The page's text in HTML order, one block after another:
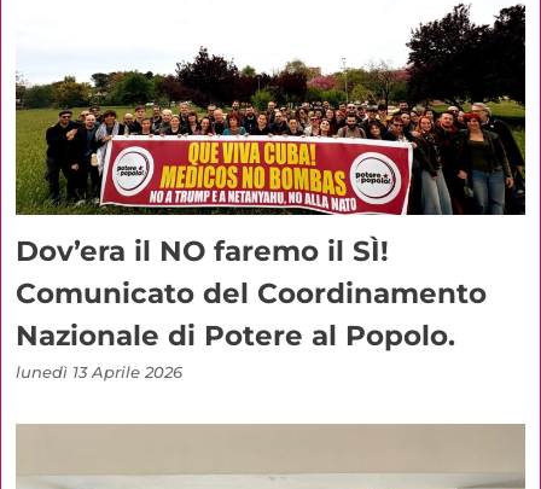
Dov’era il NO faremo il SÌ!
Comunicato del Coordinamento
Nazionale di Potere al Popolo.
lunedì 13 Aprile 2026